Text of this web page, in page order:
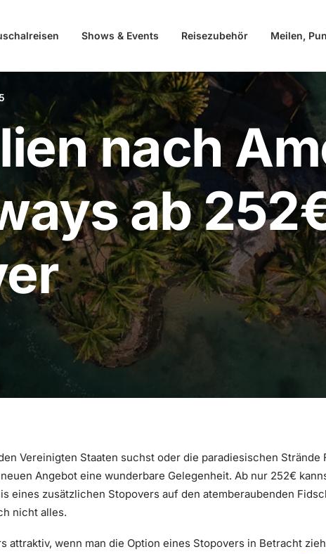
Shows & Events Reisezubehör Meilen,
nach
ab
Vereinigten Staaten suchst oder die paradiesischen
Angebot eine wunderbare Gelegenheit. Ab nur 252€
eines zusätzlichen Stopovers auf den atemberaubenden
nicht alles.
attraktiv, wenn man die Option eines Stopovers in Betracht